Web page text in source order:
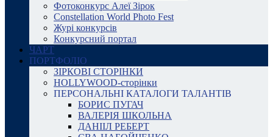
Фотоконкурс Алеї Зірок
Constellation World Photo Fest
Журі конкурсів
Конкурсний портал
ЧАРТ
ПОРТФОЛІО
ЗІРКОВІ СТОРІНКИ
HOLLYWOOD-сторінки
ПЕРСОНАЛЬНІ КАТАЛОГИ ТАЛАНТІВ
БОРИС ПУГАЧ
ВАЛЕРІЯ ШКОЛЬНА
ДАНІІЛ РЕБЕРТ